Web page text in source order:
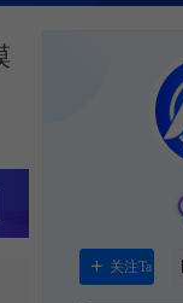
关注Ta